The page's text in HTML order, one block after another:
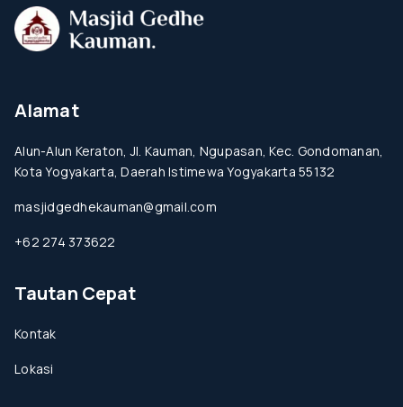
Alamat
Alun-Alun Keraton, Jl. Kauman, Ngupasan, Kec. Gondomanan,
Kota Yogyakarta, Daerah Istimewa Yogyakarta 55132
masjidgedhekauman@gmail.com
+62 274 373622
Tautan Cepat
Kontak
Lokasi